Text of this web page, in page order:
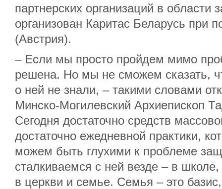
партнерских организаций в
организован Каритас Беларусь при
(Австрия).
– Если мы просто пройдем мимо
решена. Но мы не сможем сказать,
о ней не знали, – такими словами
Минско-Могилевский Архиепископ
Сегодня достаточно средств
достаточно ежедневной практики,
можем быть глухими к проблеме
сталкиваемся с ней везде – в
в церкви и семье. Семья – это